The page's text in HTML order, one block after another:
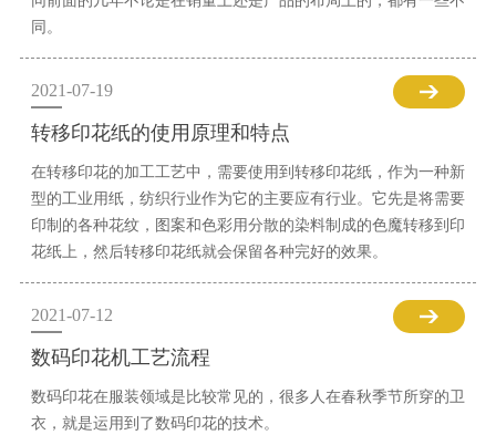
同。
2021-07-19
转移印花纸的使用原理和特点
在转移印花的加工工艺中，需要使用到转移印花纸，作为一种新
型的工业用纸，纺织行业作为它的主要应有行业。它先是将需要
印制的各种花纹，图案和色彩用分散的染料制成的色魔转移到印
花纸上，然后转移印花纸就会保留各种完好的效果。
2021-07-12
数码印花机工艺流程
数码印花在服装领域是比较常见的，很多人在春秋季节所穿的卫
衣，就是运用到了数码印花的技术。